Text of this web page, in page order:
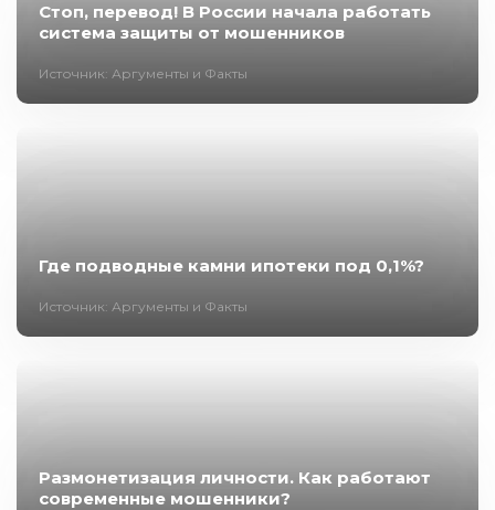
Стоп, перевод! В России начала работать
система защиты от мошенников
Источник: Аргументы и Факты
Где подводные камни ипотеки под 0,1%?
Источник: Аргументы и Факты
Размонетизация личности. Как работают
современные мошенники?